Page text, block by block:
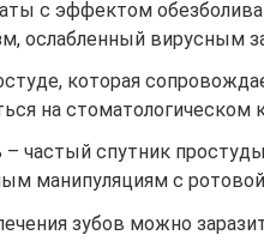
с эффектом
ослабленный вирусным
которая
на
– частый спутник
манипуляциям с
зубов можно